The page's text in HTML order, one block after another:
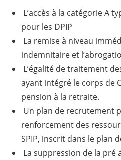
L’accès à la catégorie A
pour les DPIP
La remise à niveau
indemnitaire et
L’égalité de traitement
ayant intégré le corps de
pension à la retraite.
Un plan de recrutement
renforcement des
SPIP, inscrit dans le plan
La suppression de la pré